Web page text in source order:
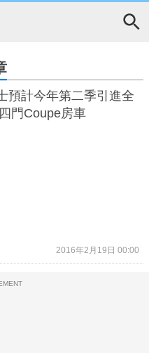
預計今年第二季引進全
門Coupe房車
2016年2月19日 00:00